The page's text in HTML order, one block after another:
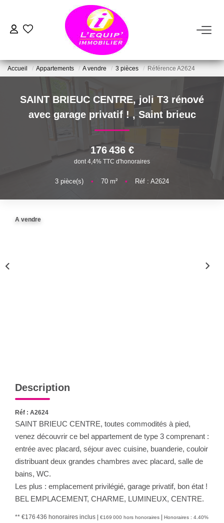
ACHETER
ESTIMER
NOTRE AGENCE
Accueil Appartements A vendre 3 pièces Référence A2624
SAINT BRIEUC CENTRE, joli T3 rénové
avec garage privatif !, Saint brieuc
176 436 €
dont 4,4% TTC d'honoraires
3 pièce(s) • 70 m² • Réf : A2624
A vendre
Description
Réf : A2624
SAINT BRIEUC CENTRE, toutes commodités à pied,
venez découvrir ce bel appartement de type 3 comprenant :
entrée avec placard, séjour avec cuisine, buanderie, couloir
distribuant deux grandes chambres avec placard, salle de
bains, WC.
Les plus : emplacement privilégié, garage privatif, bon état !
BEL EMPLACEMENT, CHARME, LUMINEUX, CENTRE.
** €176 436 honoraires inclus | €169 000 hors honoraires | Honoraires : 4.40%